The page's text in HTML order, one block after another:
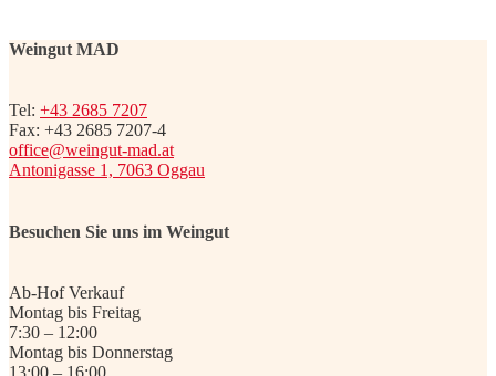
Weingut MAD
Tel: +43 2685 7207
Fax: +43 2685 7207-4
office@weingut-mad.at
Antonigasse 1, 7063 Oggau
Besuchen Sie uns im Weingut
Ab-Hof Verkauf
Montag bis Freitag
7:30 – 12:00
Montag bis Donnerstag
13:00 – 16:00